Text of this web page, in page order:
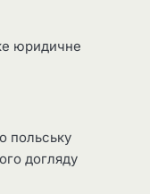
юридичне
польську
догляду